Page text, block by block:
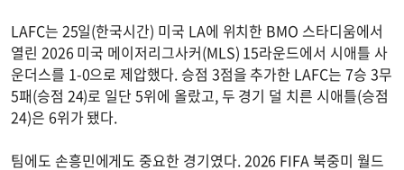
LAFC는 25일(한국시간) 미국 LA에 위치한 BMO 스타디움에서
열린 2026 미국 메이저리그사커(MLS) 15라운드에서 시애틀 사
운더스를 1-0으로 제압했다. 승점 3점을 추가한 LAFC는 7승 3무
5패(승점 24)로 일단 5위에 올랐고, 두 경기 덜 치른 시애틀(승점
24)은 6위가 됐다.
팀에도 손흥민에게도 중요한 경기였다. 2026 FIFA 북중미 월드